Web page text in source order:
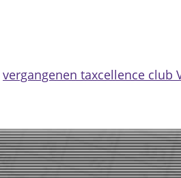
vergangenen taxcellence club